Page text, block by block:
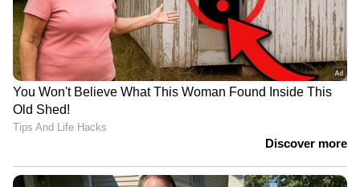
അതീവ ജാഗ്രതയോടെയാണ്
പരിശോധിക്കുന്നത്. പഠനം തുടങ്ങേണ്ട തീയതി
കഴിഞ്ഞും വിസ ലഭിക്കാത്ത സാഹചര്യം
ഉണ്ടായാല്‍ ന്യൂസിലാന്‍ഡിനോടുള്ള
വിദ്യാര്‍ത്ഥികളുടെ വിശ്വാസം കുറയും.
വര്‍ഷത്തില്‍ ഒരിക്കല്‍ മാത്രം പ്രവേശനം
നടക്കുന്ന കോഴ്‌സുകള്‍ക്ക് ചേരുന്നവര്‍ക്ക് വിസ